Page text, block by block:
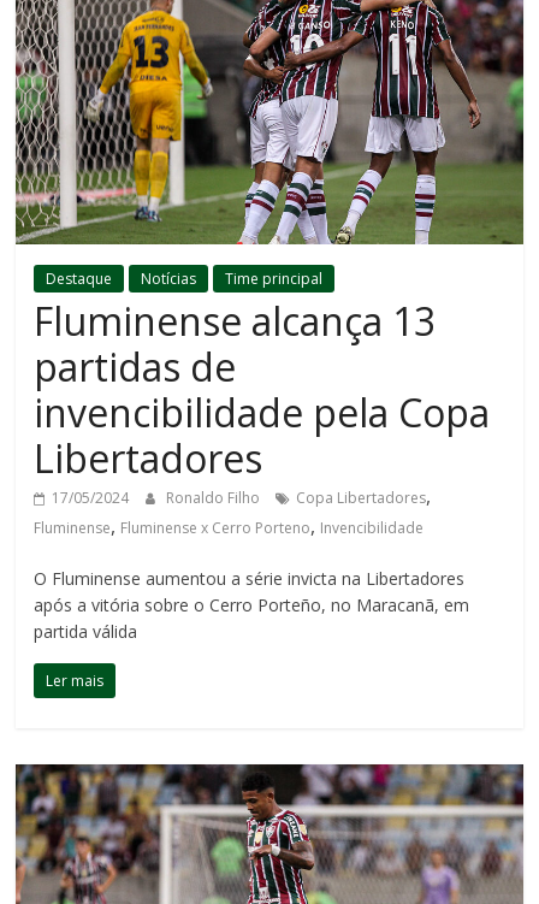
Destaque Notícias Time principal
Fluminense alcança 13
partidas de
invencibilidade pela Copa
Libertadores
17/05/2024 Ronaldo Filho Copa Libertadores,
Fluminense, Fluminense x Cerro Porteno, Invencibilidade
O Fluminense aumentou a série invicta na Libertadores
após a vitória sobre o Cerro Porteño, no Maracanã, em
partida válida
Ler mais